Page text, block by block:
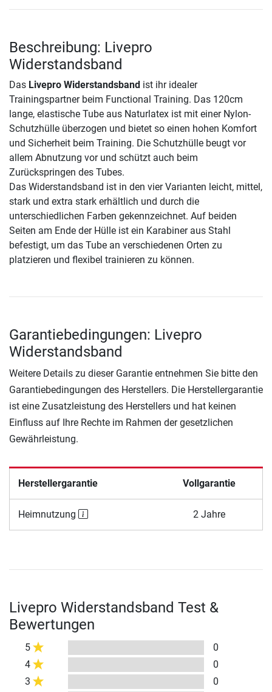
Beschreibung: Livepro
Widerstandsband
Das Livepro Widerstandsband ist ihr idealer
Trainingspartner beim Functional Training. Das 120cm
lange, elastische Tube aus Naturlatex ist mit einer Nylon-
Schutzhülle überzogen und bietet so einen hohen Komfort
und Sicherheit beim Training. Die Schutzhülle beugt vor
allem Abnutzung vor und schützt auch beim
Zurückspringen des Tubes.
Das Widerstandsband ist in den vier Varianten leicht, mittel,
stark und extra stark erhältlich und durch die
unterschiedlichen Farben gekennzeichnet. Auf beiden
Seiten am Ende der Hülle ist ein Karabiner aus Stahl
befestigt, um das Tube an verschiedenen Orten zu
platzieren und flexibel trainieren zu können.
Garantiebedingungen: Livepro
Widerstandsband
Weitere Details zu dieser Garantie entnehmen Sie bitte den
Garantiebedingungen des Herstellers. Die Herstellergarantie
ist eine Zusatzleistung des Herstellers und hat keinen
Einfluss auf Ihre Rechte im Rahmen der gesetzlichen
Gewährleistung.
Herstellergarantie Vollgarantie
Heimnutzung 2 Jahre
Livepro Widerstandsband Test &
Bewertungen
5
0
4
0
3
0